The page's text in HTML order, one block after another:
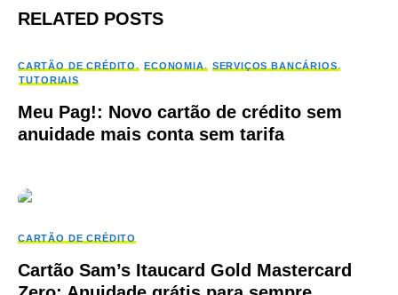
RELATED POSTS
CARTÃO DE CRÉDITO ECONOMIA
SERVIÇOS BANCÁRIOS
TUTORIAIS
Meu Pag!: Novo cartão de crédito sem
anuidade mais conta sem tarifa
CARTÃO DE CRÉDITO
Cartão Sam’s Itaucard Gold Mastercard